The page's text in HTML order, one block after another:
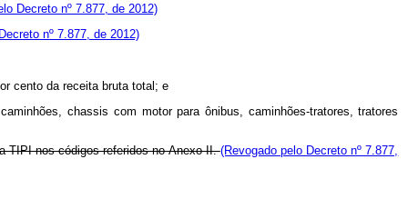
Decreto nº 7.877, de 2012)
nº 7.877, de 2012)
cento da receita bruta total; e
chassis com motor para ônibus, caminhões-tratores, tratores
TIPI nos códigos referidos no Anexo II.(Revogado pelo Decreto nº 7.877,